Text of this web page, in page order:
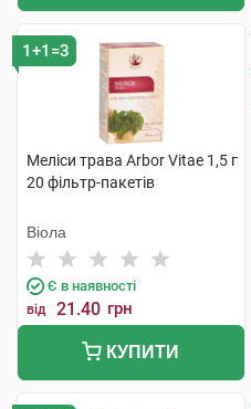
1+1=3
Меліси трава Arbor Vitae 1,5 г
20 фільтр-пакетів
Віола
Є в наявності
від 21.40 грн
КУПИТИ